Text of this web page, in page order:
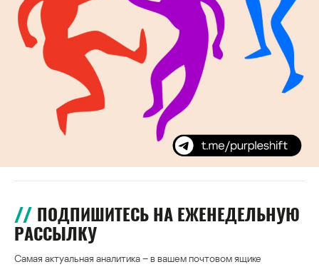
ПОДПИШИТЕСЬ НА ЕЖЕНЕДЕЛЬНУЮ
РАССЫЛКУ
Самая актуальная аналитика – в вашем почтовом ящике